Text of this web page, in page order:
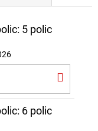
5 polic
6 polic